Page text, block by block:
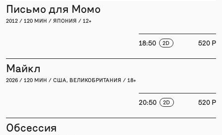
Письмо для Момо
2012 / 120 МИН / ЯПОНИЯ / 12+
18:50 2D 520 P
Майкл
2026 / 120 МИН / США, ВЕЛИКОБРИТАНИЯ / 18+
20:50 2D 520 P
Обсессия